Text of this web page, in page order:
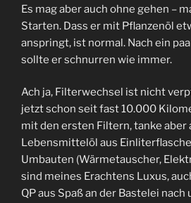
Es mag aber auch ohne gehen –
Starten. Dass er mit Pflanzenöl
anspringt, ist normal. Nach ein
sollte er schnurren wie immer.
Ach ja, Filterwechsel ist nicht
jetzt schon seit fast 10.000
mit den ersten Filtern, tanke aber
Lebensmittelöl aus
Umbauten (Wärmetauscher,
sind meines Erachtens Luxus,
QP aus Spaß an der Bastelei nach